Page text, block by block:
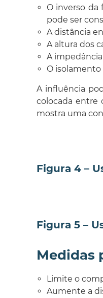
O inverso da
pode ser
A distância
A altura dos
A
O
A influência
colocada entre
mostra uma
Figura 4 –
Figura 5 –
Medidas
Limite o
Aumente a